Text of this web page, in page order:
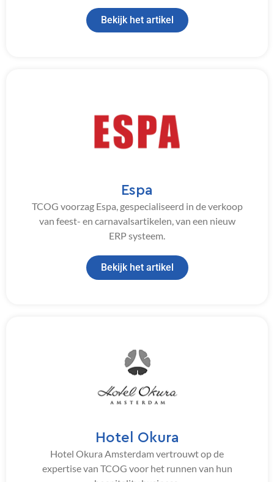
Bekijk het artikel
Espa
TCOG voorzag Espa, gespecialiseerd in de verkoop
van feest- en carnavalsartikelen, van een nieuw
ERP systeem.
Bekijk het artikel
Hotel Okura
Hotel Okura Amsterdam vertrouwt op de
expertise van TCOG voor het runnen van hun